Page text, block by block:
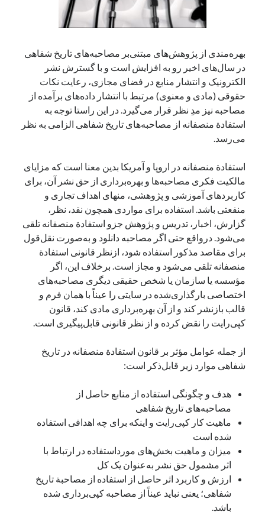
بهره‌مندی از پژوهش‌های مبتنی‌بر مصاحبه‌های تاریخ شفاهی
در سال‌های اخیر رو به افزایش است و با گسترش نشر
الکترونیک و انتشار منابع در فضای مجازی، رعایت نکات
حقوقی (مادی و معنوی) مرتبط با انتشار داده‌های برآمده از
مصاحبه نیز مدِ نظر قرار می‌گیرد. در این راستا توجه به
استفادة منصفانه از مصاحبه‌های تاریخ شفاهی الزامی به نظر
می‌رسد.
استفادة منصفانه در اروپا و آمریکا بدین معنا است که مزایای
مالکیت فکری مصاحبه‌ها و بهره‌برداری از حق نشر آن، برای
کاربردهای آموزشی و پژوهشی، منهای اهداف تجاری و
منفعتی باشد. استفاده برای مواردی همچون نقد، نظر،
گزارش، اخبار، تدریس و پژوهش جزو استفادة منصفانه تلقی
می‌شود. درواقع حتی اگر مصاحبه دانلود و به‌صورت نقل‌قول
برای مقاصد مذکور استفاده شود، ازنظر قانونی استفادة
منصفانه تلقی می‌شود و مجاز است. برخلاف این، اگر
مؤسسه یا سازمان یا شخص حقیقی دیگری مصاحبه‌های
اختصاصی بارگذاری‌شده در سایتی را عیناً با همان فرم و
قالب بازنشر کند و از آن بهره‌برداری مادی کند، قانون
کپی‌رایت را نقض کرده و از نظر قانونی قابل‌پیگیری است.
از جمله عوامل مؤثر بر قانون استفادة منصفانه در تاریخ
شفاهی موارد زیر قابل‌ذکر است:
هدف و چگونگی استفاده از منابع حاصل از
مصاحبه‌های تاریخ شفاهی
ماهیت کار کپی‌رایت و اینکه برای چه اهدافی استفاده
شده است
میزان و ماهیت بخش‌های مورداستفاده در ارتباط با
اثر مشمول حق نشر به‌عنوان یک کل
ارزش و کاربرد اثر حاصل از استفاده از مصاحبة تاریخ
شفاهی؛ یعنی نباید عیناً از مصاحبه کپی‌برداری شده
باشد.